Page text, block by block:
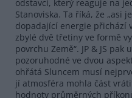
odstavci, který reaguje na
Stanoviska. Ta říká, že „asi
dopadající energie přichází
zbylé dvě třetiny ve formě
povrchu Země“. JP & JS
pozoruhodné ve dvou
ohřátá Sluncem musí
jí atmosféra mohla část
hodnoty průměrných